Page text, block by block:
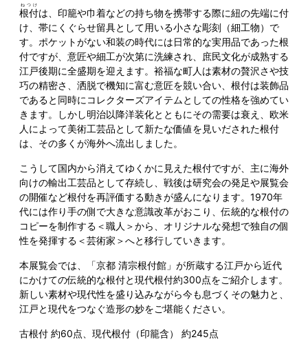
根付
ねつけ
は、印籠や巾着などの持ち物を携帯する際に紐の先端に付
け、帯にくぐらせ留具として用いる小さな彫刻（細工物）で
す。ポケットがない和装の時代には日常的な実用品であった根
付ですが、意匠や細工が次第に洗練され、庶民文化が成熟する
江戸後期に全盛期を迎えます。裕福な町人は素材の贅沢さや技
巧の精密さ、洒脱で機知に富む意匠を競い合い、根付は装飾品
であると同時にコレクターズアイテムとしての性格を強めてい
きます。しかし明治以降洋装化とともにその需要は衰え、欧米
人によって美術工芸品として新たな価値を見いだされた根付
は、その多くが海外へ流出しました。
こうして国内から消えてゆくかに見えた根付ですが、主に海外
向けの輸出工芸品として存続し、戦後は研究会の発足や展覧会
の開催など根付を再評価する動きが盛んになります。1970年
代には作り手の側で大きな意識改革がおこり、伝統的な根付の
コピーを制作する＜職人＞から、オリジナルな発想で独自の個
性を発揮する＜芸術家＞へと移行していきます。
本展覧会では、「京都 清宗根付館」が所蔵する江戸から近代
にかけての伝統的な根付と現代根付約300点をご紹介します。
新しい素材や現代性を盛り込みながら今も息づくその魅力と、
江戸と現代をつなぐ造形の妙をご堪能ください。
古根付 約60点、現代根付（印籠含） 約245点